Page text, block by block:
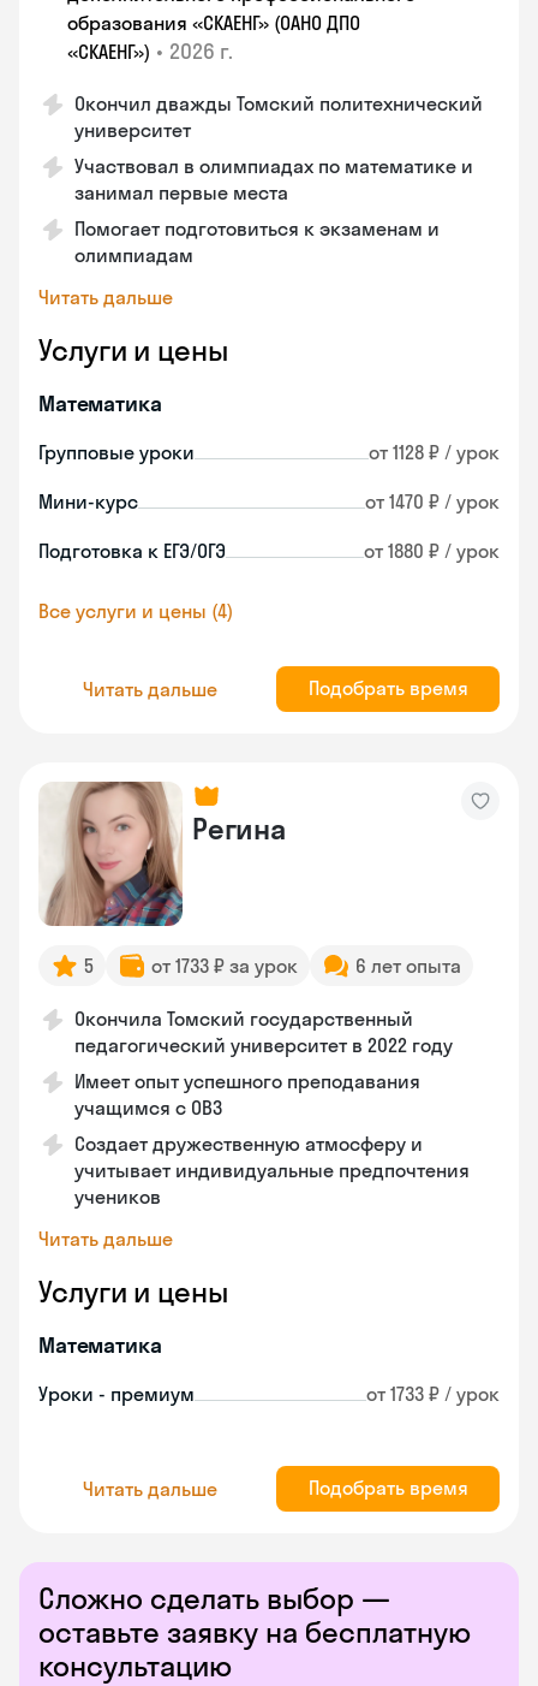
образования «СКАЕНГ» (ОАНО ДПО
«СКАЕНГ») • 2026 г.
Окончил дважды Томский политехнический
университет
Участвовал в олимпиадах по математике и
занимал первые места
Помогает подготовиться к экзаменам и
олимпиадам
Читать дальше
Услуги и цены
Математика
Групповые уроки от 1128 ₽ / урок
Мини-курс от 1470 ₽ / урок
Подготовка к ЕГЭ/ОГЭ от 1880 ₽ / урок
Все услуги и цены (4)
Читать дальше Подобрать время
Регина
5 от 1733 ₽ за урок 6 лет опыта
Окончила Томский государственный
педагогический университет в 2022 году
Имеет опыт успешного преподавания
учащимся с ОВЗ
Создает дружественную атмосферу и
учитывает индивидуальные предпочтения
учеников
Читать дальше
Услуги и цены
Математика
Уроки - премиум от 1733 ₽ / урок
Читать дальше Подобрать время
Сложно сделать выбор —
оставьте заявку на бесплатную
консультацию